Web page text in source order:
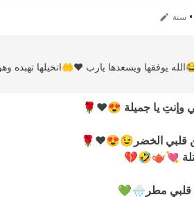
• سنة
يوفقها ويسعدها يارب ❤️🤲اتخيلها
وإنتِ يا جميلة 😍❤️🌹
قلبي الخضر😉😍❤️🌹
قلبي مطر🌧💚